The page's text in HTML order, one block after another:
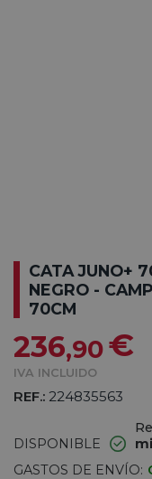
CATA JUNO+
NEGRO -
70CM
236,90€
IVA INCLUIDO
REF.: 224835563
DISPONIBLE
GASTOS DE ENVÍO: